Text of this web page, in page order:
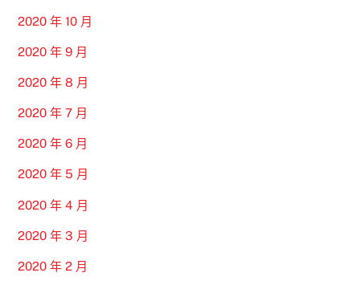
2020 年 10 月
2020 年 9 月
2020 年 8 月
2020 年 7 月
2020 年 6 月
2020 年 5 月
2020 年 4 月
2020 年 3 月
2020 年 2 月